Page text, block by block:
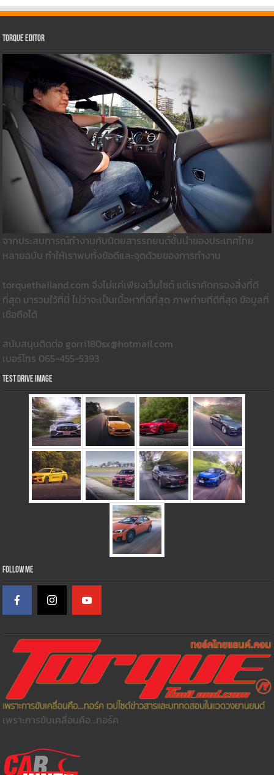
Torque Editor
จากประสบการณ์ทำงานกับนิตยสารรถยนต์ชั้นนำของประเทศไทย
หลายฉบับ ทำให้เราพบทั้งข้อดีและจุดด้วยของการทำงาน
torquethailand.com จึงไม่แค่เพียงเว็บไซต์ แต่เราคัดกรองสิ่งที่ดี
ที่สุด มารวมใว้ที่นี่ ไม่ว่าจะเป็นเนื้อหาที่ดีที่สุด ภาพถ่ายที่ดีที่สุด ข้อมูลที่
เชื่อถือได้
สนับสนุนติดต่อ gorri180sx@hotmail.com
เบอร์โทร 065-455-5393
Test Drive Image
Follow Me
เพราะการขับเคลื่อนคือ...ทอร์ค